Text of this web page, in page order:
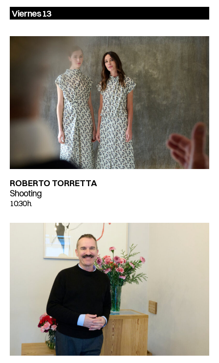
Viernes 13
ROBERTO TORRETTA
Shooting
10:30 h.